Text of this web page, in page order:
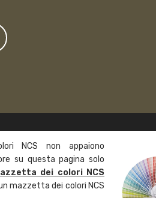
NCS non appaiono
su questa pagina solo
dei colori NCS
mazzetta dei colori NCS